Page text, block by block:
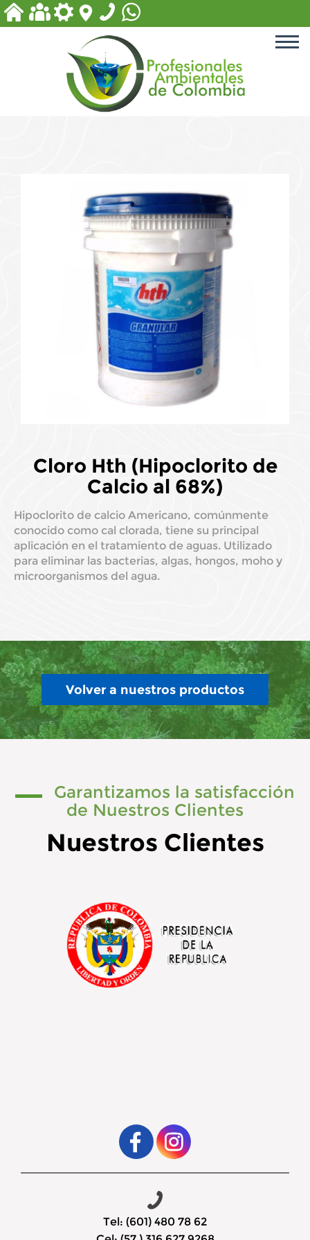
ACCESORIOS PARA PISCINA
EQUIPOS PARA PLANTAS
DE TRATAMIENTO
PRODUCTOS PARA PISCINAS
Cloro Hth (Hipoclorito de
Calcio al 68%)
Hipoclorito de calcio Americano, comúnmente
conocido como cal clorada, tiene su principal
aplicación en el tratamiento de aguas. Utilizado
para eliminar las bacterias, algas, hongos, moho y
microorganismos del agua.
Volver a nuestros productos
Garantizamos la satisfacción
de Nuestros Clientes
Nuestros Clientes
Tel: (601) 480 78 62